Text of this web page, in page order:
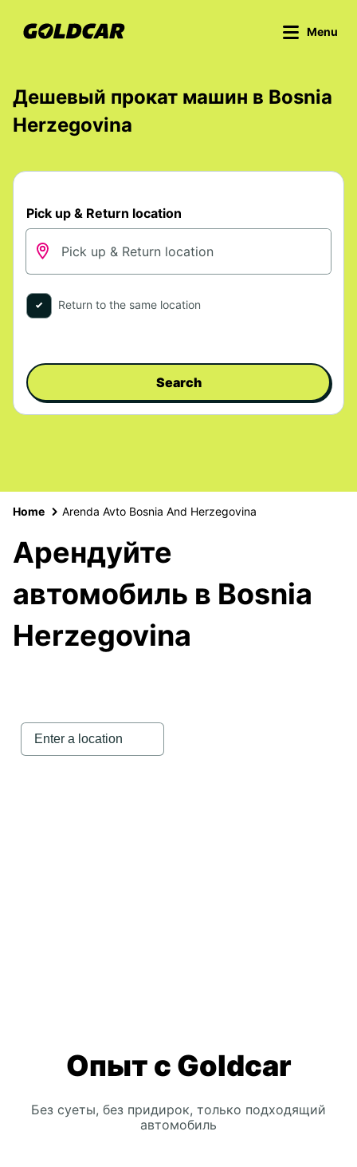
Menu
Дешевый прокат машин в Bosnia
Herzegovina
Pick up & Return location
Return to the same location
Search
Home Arenda Avto Bosnia And Herzegovina
Арендуйте
автомобиль в Bosnia
Herzegovina
Опыт с Goldcar
Без суеты, без придирок, только подходящий
автомобиль